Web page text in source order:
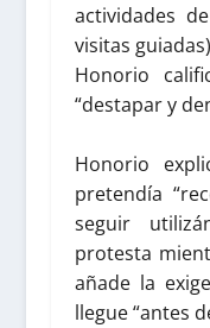
actividades
visitas
Honorio
“destapar y
Honorio
pretendía
seguir
protesta
añade la
llegue “antes